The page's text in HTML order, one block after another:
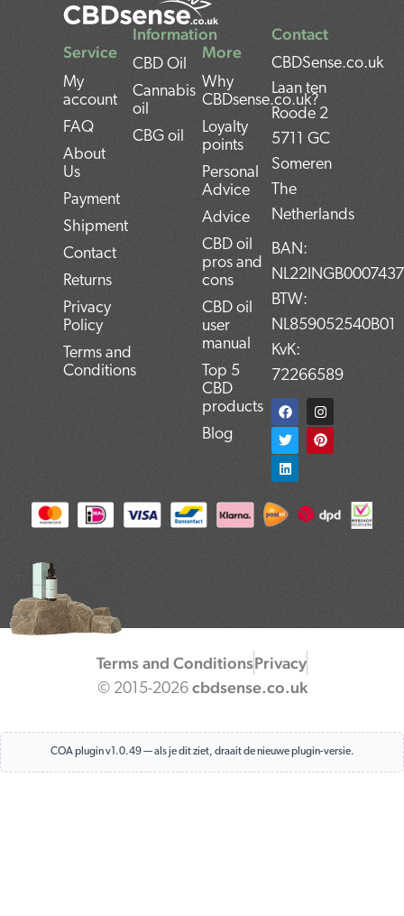
Contact
CBDSense.co.uk
Laan ten
Roode 2
5711 GC
Someren
The
Netherlands
BAN:
BTW:
NL859052540B01
KvK:
72266589
F
a
c
e
b
o
o
I
n
s
t
a
m
T
w
i
t
t
e
r
P
i
n
t
e
t
L
i
n
k
e
d
i
Service
My
account
FAQ
About
Us
Payment
Shipment
Contact
Returns
Privacy
Policy
Terms and
Conditions
Information
CBD Oil
Cannabis
oil
CBG oil
More
Why
CBDsense.co.uk?
Loyalty
points
Personal
Advice
Advice
CBD oil
pros and
cons
CBD oil
user
manual
Top 5
CBD
products
Blog
Terms and Conditions Privacy
© 2015-2026cbdsense.co.uk
COA plugin v1.0.49 — als je dit ziet, draait de nieuwe plugin-versie.